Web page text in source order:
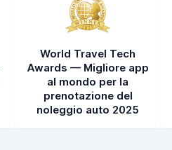
World Travel Tech
Awards — Migliore app
al mondo per la
prenotazione del
noleggio auto 2025